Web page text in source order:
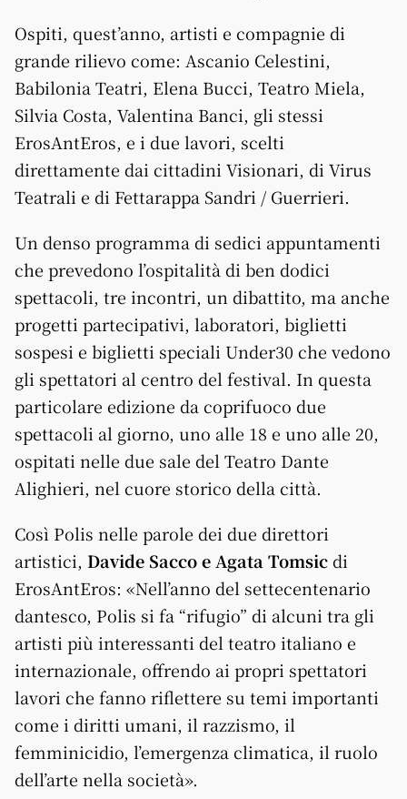
Ospiti, quest’anno, artisti e compagnie di
grande rilievo come: Ascanio Celestini,
Babilonia Teatri, Elena Bucci, Teatro Miela,
Silvia Costa, Valentina Banci, gli stessi
ErosAntEros, e i due lavori, scelti
direttamente dai cittadini Visionari, di Virus
Teatrali e di Fettarappa Sandri / Guerrieri.
Un denso programma di sedici appuntamenti
che prevedono l’ospitalità di ben dodici
spettacoli, tre incontri, un dibattito, ma anche
progetti partecipativi, laboratori, biglietti
sospesi e biglietti speciali Under30 che vedono
gli spettatori al centro del festival. In questa
particolare edizione da coprifuoco due
spettacoli al giorno, uno alle 18 e uno alle 20,
ospitati nelle due sale del Teatro Dante
Alighieri, nel cuore storico della città.
Così Polis nelle parole dei due direttori
artistici, Davide Sacco e Agata Tomsicdi
ErosAntEros: «Nell’anno del settecentenario
dantesco, Polis si fa “rifugio” di alcuni tra gli
artisti più interessanti del teatro italiano e
internazionale, offrendo ai propri spettatori
lavori che fanno riflettere su temi importanti
come i diritti umani, il razzismo, il
femminicidio, l’emergenza climatica, il ruolo
dell’arte nella società».